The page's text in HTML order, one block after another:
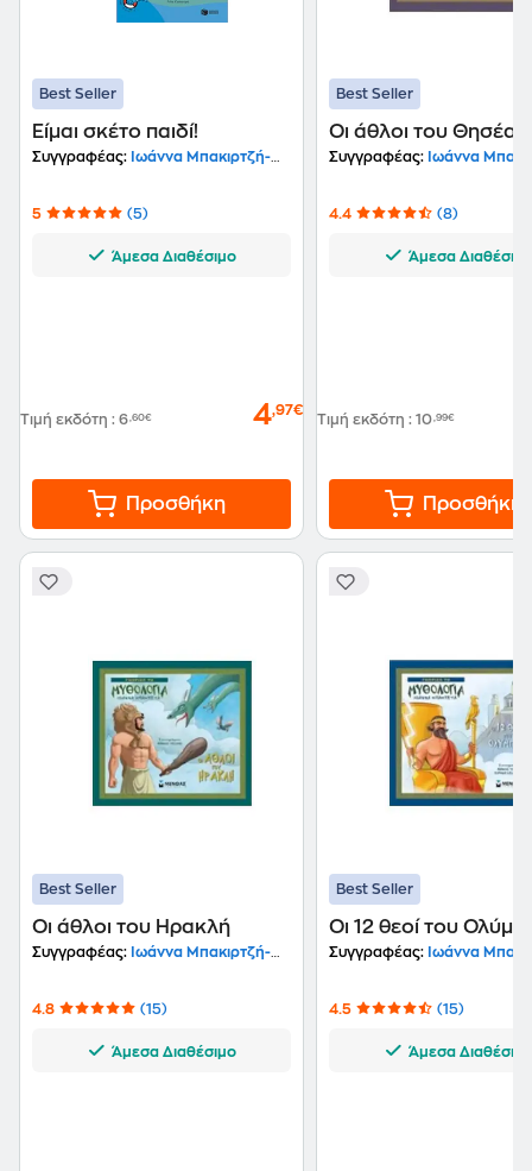
Best Seller
Είμαι σκέτο παιδί!
Συγγραφέας: Ιωάννα Μπακιρτζή-Μπαμπέτα
5 (5)
Άμεσα Διαθέσιμο
Τιμή εκδότη : 6,60€ 4,97€
Προσθήκη
Best Seller
Οι άθλοι του Θησέα
Συγγραφέας: Ιωάννα Μπακιρτζή-
4.4 (8)
Άμεσα Διαθέσιμο
Τιμή εκδότη : 10,99€
Προσθήκη
Best Seller
Οι άθλοι του Ηρακλή
Συγγραφέας: Ιωάννα Μπακιρτζή-Μπαμπέτα
4.8 (15)
Άμεσα Διαθέσιμο
Best Seller
Οι 12 θεοί του
Συγγραφέας: Ιωάννα Μπακιρτζή-
4.5 (15)
Άμεσα Διαθέσιμο